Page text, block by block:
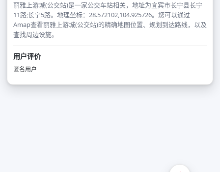
丽雅上游城(公交站)是一家公交车站相关，地址为宜宾市长宁县长宁
11路;长宁5路。地理坐标：28.572102,104.925726。您可以通过
Amap查看丽雅上游城(公交站)的精确地图位置、规划到达路线，以及
查找周边设施。
用户评价
匿名用户